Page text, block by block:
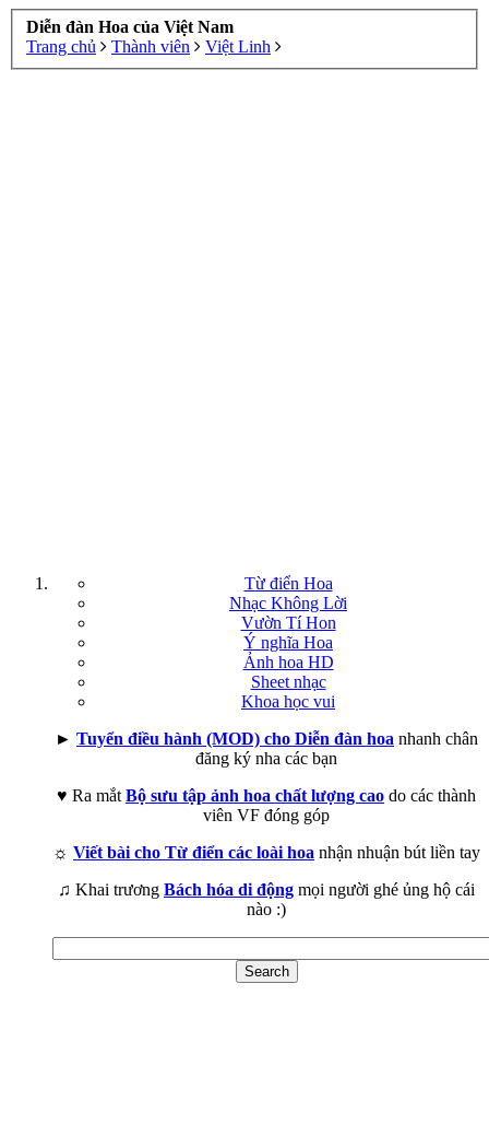
Diễn đàn Hoa của Việt Nam
Trang chủ
Thành viên Việt Linh
Từ điển Hoa
Nhạc Không Lời
Vườn Tí Hon
Ý nghĩa Hoa
Ảnh hoa HD
Sheet nhạc
Khoa học vui
► Tuyển điều hành (MOD) cho Diễn đàn hoa nhanh chân
đăng ký nha các bạn
♥ Ra mắt Bộ sưu tập ảnh hoa chất lượng cao do các thành
viên VF đóng góp
☼ Viết bài cho Từ điển các loài hoa nhận nhuận bút liền tay
♫ Khai trương Bách hóa di động mọi người ghé ủng hộ cái
nào :)